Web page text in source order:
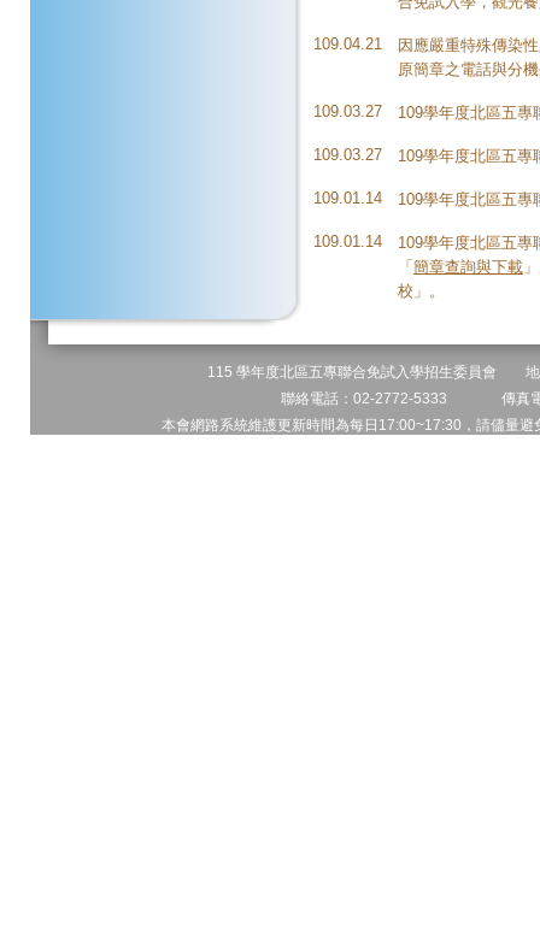
109.04.21
因應嚴重特殊傳染
原簡章之電話與分
109.03.27 109學年度北區五專
109.03.27 109學年度北區五專
109.01.14 109學年度北區五專
109.01.14
109學年度北區五專
「 簡章查詢與下載
校」。
115 學年度北區五專聯合免試入學招生委員會 地
聯絡電話：02-2772-5333 傳真
本會網路系統維護更新時間為每日17:00~17:30，請儘量